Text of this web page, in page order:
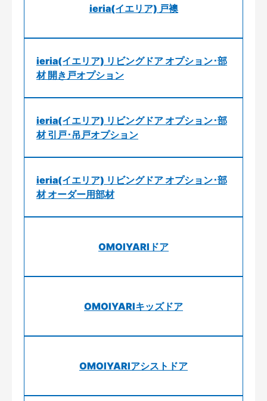
ieria(イエリア) 戸襖
ieria(イエリア) リビングドア オプション･部
材 開き戸オプション
ieria(イエリア) リビングドア オプション･部
材 引戸･吊戸オプション
ieria(イエリア) リビングドア オプション･部
材 オーダー用部材
OMOIYARIドア
OMOIYARIキッズドア
OMOIYARIアシストドア